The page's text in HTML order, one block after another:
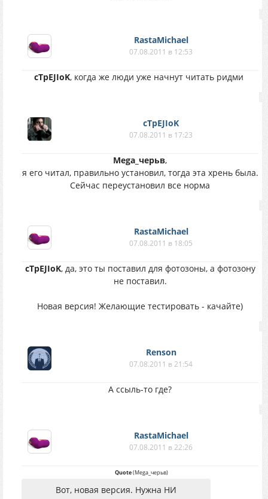
RastaMichael
07.08.2011 в 12:53
cTpEJIoK, когда же люди уже начнут читать ридми
cTpEJIoK
07.08.2011 в 17:23
Mega_черьв,
я его читал, правильно установил, тогда эта хрень была.
Сейчас переустановил все норма
RastaMichael
07.08.2011 в 18:05
cTpEJIoK, да, это ты поставил для фотозоны, а фотозону
не поставил.
Новая версия! Желающие тестировать - качайте)
Renson
07.08.2011 в 21:54
А ссыль-то где?
RastaMichael
07.08.2011 в 22:26
Quote(Mega_черьв)
Вот, новая версия. Нужна НИ